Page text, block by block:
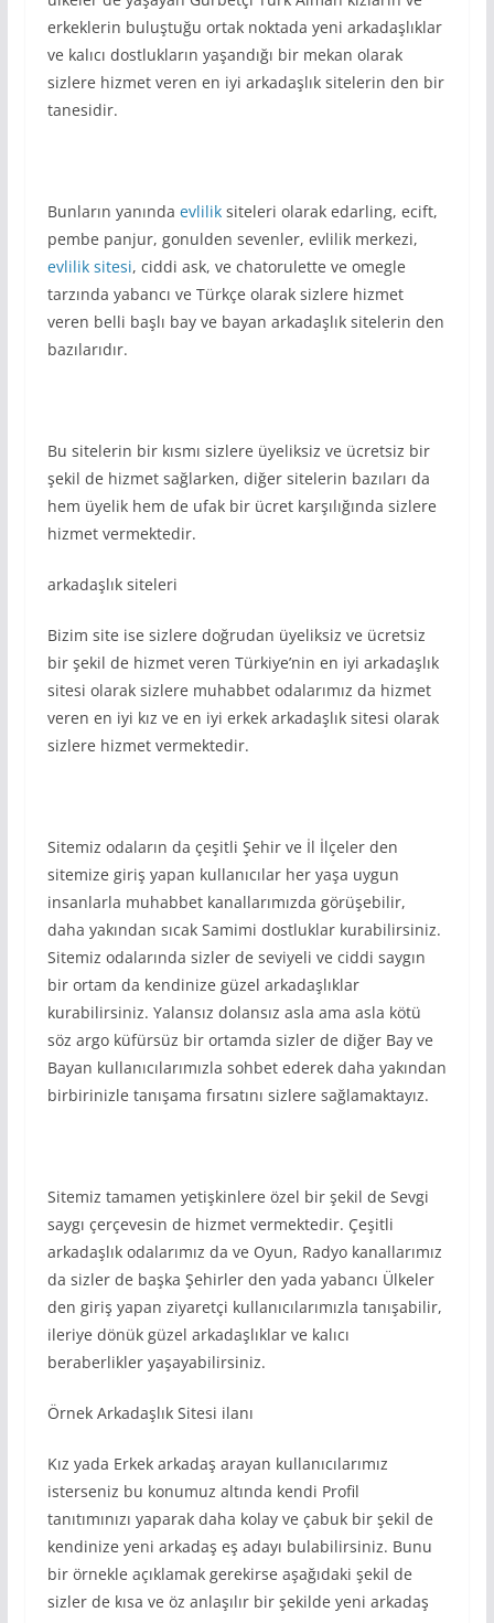
erkeklerin buluştuğu ortak noktada yeni arkadaşlıklar
ve kalıcı dostlukların yaşandığı bir mekan olarak
sizlere hizmet veren en iyi arkadaşlık sitelerin den bir
tanesidir.
Bunların yanında evliliksiteleri olarak edarling, ecift,
pembe panjur, gonulden sevenler, evlilik merkezi,
evlilik sitesi, ciddi ask, ve chatorulette ve omegle
tarzında yabancı ve Türkçe olarak sizlere hizmet
veren belli başlı bay ve bayan arkadaşlık sitelerin den
bazılarıdır.
Bu sitelerin bir kısmı sizlere üyeliksiz ve ücretsiz bir
şekil de hizmet sağlarken, diğer sitelerin bazıları da
hem üyelik hem de ufak bir ücret karşılığında sizlere
hizmet vermektedir.
arkadaşlık siteleri
Bizim site ise sizlere doğrudan üyeliksiz ve ücretsiz
bir şekil de hizmet veren Türkiye’nin en iyi arkadaşlık
sitesi olarak sizlere muhabbet odalarımız da hizmet
veren en iyi kız ve en iyi erkek arkadaşlık sitesi olarak
sizlere hizmet vermektedir.
Sitemiz odaların da çeşitli Şehir ve İl İlçeler den
sitemize giriş yapan kullanıcılar her yaşa uygun
insanlarla muhabbet kanallarımızda görüşebilir,
daha yakından sıcak Samimi dostluklar kurabilirsiniz.
Sitemiz odalarında sizler de seviyeli ve ciddi saygın
bir ortam da kendinize güzel arkadaşlıklar
kurabilirsiniz. Yalansız dolansız asla ama asla kötü
söz argo küfürsüz bir ortamda sizler de diğer Bay ve
Bayan kullanıcılarımızla sohbet ederek daha yakından
birbirinizle tanışama fırsatını sizlere sağlamaktayız.
Sitemiz tamamen yetişkinlere özel bir şekil de Sevgi
saygı çerçevesin de hizmet vermektedir. Çeşitli
arkadaşlık odalarımız da ve Oyun, Radyo kanallarımız
da sizler de başka Şehirler den yada yabancı Ülkeler
den giriş yapan ziyaretçi kullanıcılarımızla tanışabilir,
ileriye dönük güzel arkadaşlıklar ve kalıcı
beraberlikler yaşayabilirsiniz.
Örnek Arkadaşlık Sitesi ilanı
Kız yada Erkek arkadaş arayan kullanıcılarımız
isterseniz bu konumuz altında kendi Profil
tanıtımınızı yaparak daha kolay ve çabuk bir şekil de
kendinize yeni arkadaş eş adayı bulabilirsiniz. Bunu
bir örnekle açıklamak gerekirse aşağıdaki şekil de
sizler de kısa ve öz anlaşılır bir şekilde yeni arkadaş